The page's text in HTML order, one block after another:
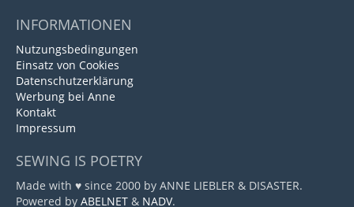
INFORMATIONEN
Nutzungsbedingungen
Einsatz von Cookies
Datenschutzerklärung
Werbung bei Anne
Kontakt
Impressum
SEWING IS POETRY
Made with ♥ since 2000 by ANNE LIEBLER & DISASTER.
Powered by ABELNET & NADV.